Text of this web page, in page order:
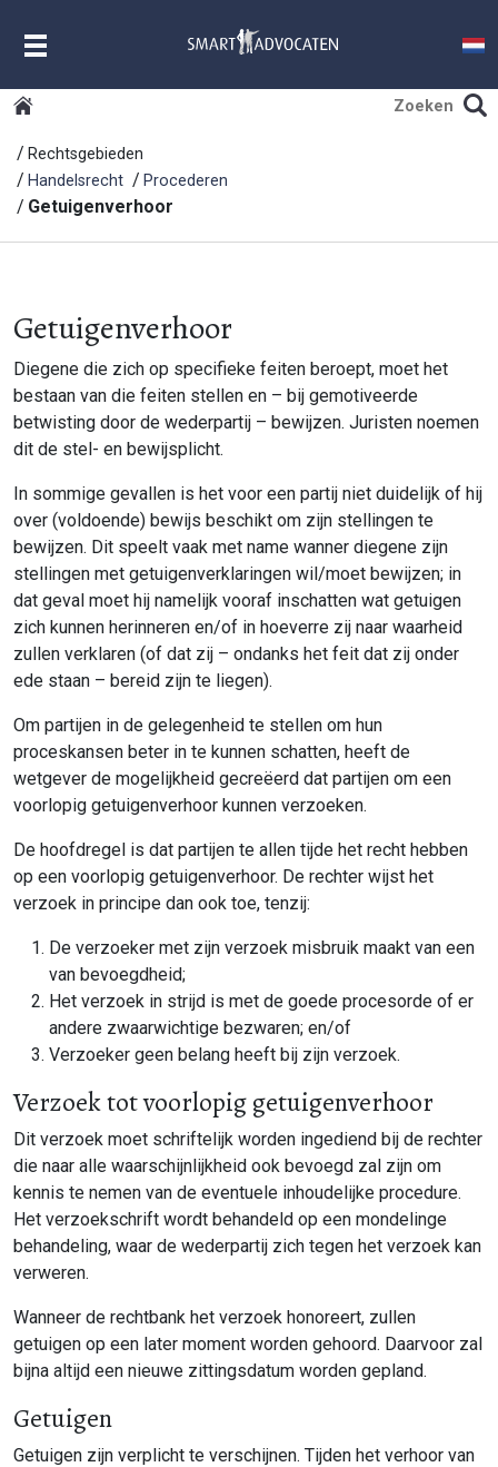
Rechtsgebieden
Handelsrecht
Procederen
Getuigenverhoor
Getuigenverhoor
Diegene die zich op specifieke feiten beroept, moet het
bestaan van die feiten stellen en – bij gemotiveerde
betwisting door de wederpartij – bewijzen. Juristen noemen
dit de stel- en bewijsplicht.
In sommige gevallen is het voor een partij niet duidelijk of hij
over (voldoende) bewijs beschikt om zijn stellingen te
bewijzen. Dit speelt vaak met name wanner diegene zijn
stellingen met getuigenverklaringen wil/moet bewijzen; in
dat geval moet hij namelijk vooraf inschatten wat getuigen
zich kunnen herinneren en/of in hoeverre zij naar waarheid
zullen verklaren (of dat zij – ondanks het feit dat zij onder
ede staan – bereid zijn te liegen).
Om partijen in de gelegenheid te stellen om hun
proceskansen beter in te kunnen schatten, heeft de
wetgever de mogelijkheid gecreëerd dat partijen om een
voorlopig getuigenverhoor kunnen verzoeken.
De hoofdregel is dat partijen te allen tijde het recht hebben
op een voorlopig getuigenverhoor. De rechter wijst het
verzoek in principe dan ook toe, tenzij:
De verzoeker met zijn verzoek misbruik maakt van een
van bevoegdheid;
Het verzoek in strijd is met de goede procesorde of er
andere zwaarwichtige bezwaren; en/of
Verzoeker geen belang heeft bij zijn verzoek.
Verzoek tot voorlopig getuigenverhoor
Dit verzoek moet schriftelijk worden ingediend bij de rechter
die naar alle waarschijnlijkheid ook bevoegd zal zijn om
kennis te nemen van de eventuele inhoudelijke procedure.
Het verzoekschrift wordt behandeld op een mondelinge
behandeling, waar de wederpartij zich tegen het verzoek kan
verweren.
Wanneer de rechtbank het verzoek honoreert, zullen
getuigen op een later moment worden gehoord. Daarvoor zal
bijna altijd een nieuwe zittingsdatum worden gepland.
Getuigen
Getuigen zijn verplicht te verschijnen. Tijden het verhoor van